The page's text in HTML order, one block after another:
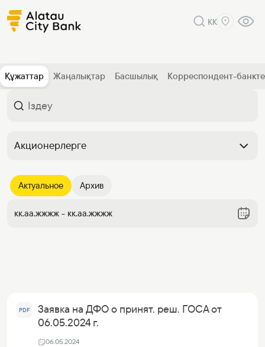
KK
Құжаттар Жаңалықтар Басшылық Корреспондент-
Акционерлерге
Актуальное Архив
кк.аа.жжжж - кк.аа.жжжж
PDF
Заявка на ДФО о принят. реш. ГОСА от
06.05.2024 г.
06.05.2024